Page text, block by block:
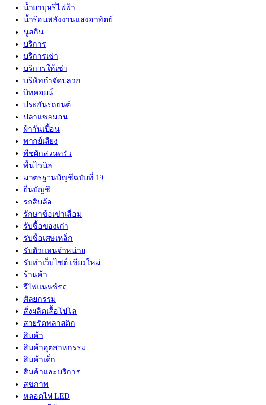
น้ำยาบุหรี่ไฟฟ้า
น้ำร้อนพลังงานแสงอาทิตย์
นูสกิน
บริการ
บริการเช่า
บริการให้เช่า
บริษัทกำจัดปลวก
บิทคอยน์
ประกันรถยนต์
ปลาแซลมอน
ผ้ากันเปี้อน
พากย์เสียง
พืชผักสวนครัว
พื้นไวนิล
มาตรฐานบัญชีฉบับที่ 19
ยื่นบัญชี
รถสิบล้อ
รักษาข้อเข่าเสื่อม
รับซื้อของเก่า
รับซื้อเศษเหล็ก
รับตัวแทนจำหน่าย
รับทำเว็บไซต์ เชียงใหม่
ร้านค้า
รีไฟแนนซ์รถ
ศัลยกรรม
สั่งผลิตเสื้อโปโล
สายรัดพลาสติก
สินค้า
สินค้าอุตสาหกรรม
สินค้าเด็ก
สินค้าและบริการ
สุขภาพ
หลอดไฟ LED